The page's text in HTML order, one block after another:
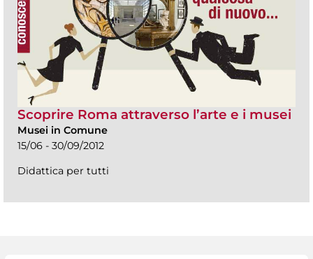
Scoprire Roma attraverso l’arte e i musei
Musei in Comune
15/06 - 30/09/2012
Didattica per tutti